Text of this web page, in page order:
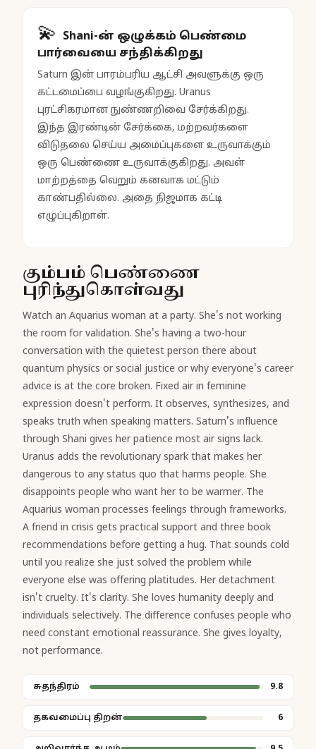
💫 Shani-ன் ஒழுக்கம் பெண்மை
பார்வையை சந்திக்கிறது
Saturn இன் பாரம்பரிய ஆட்சி அவளுக்கு ஒரு
கட்டமைப்பை வழங்குகிறது. Uranus
புரட்சிகரமான நுண்ணறிவை சேர்க்கிறது.
இந்த இரண்டின் சேர்க்கை, மற்றவர்களை
விடுதலை செய்ய அமைப்புகளை உருவாக்கும்
ஒரு பெண்ணை உருவாக்குகிறது. அவள்
மாற்றத்தை வெறும் கனவாக மட்டும்
காண்பதில்லை. அதை நிஜமாக கட்டி
எழுப்புகிறாள்.
கும்பம் பெண்ணை
புரிந்துகொள்வது
Watch an Aquarius woman at a party. She's not working
the room for validation. She's having a two-hour
conversation with the quietest person there about
quantum physics or social justice or why everyone's career
advice is at the core broken. Fixed air in feminine
expression doesn't perform. It observes, synthesizes, and
speaks truth when speaking matters. Saturn's influence
through Shani gives her patience most air signs lack.
Uranus adds the revolutionary spark that makes her
dangerous to any status quo that harms people. She
disappoints people who want her to be warmer. The
Aquarius woman processes feelings through frameworks.
A friend in crisis gets practical support and three book
recommendations before getting a hug. That sounds cold
until you realize she just solved the problem while
everyone else was offering platitudes. Her detachment
isn't cruelty. It's clarity. She loves humanity deeply and
individuals selectively. The difference confuses people who
need constant emotional reassurance. She gives loyalty,
not performance.
சுதந்திரம் 9.8
தகவமைப்பு திறன் 6